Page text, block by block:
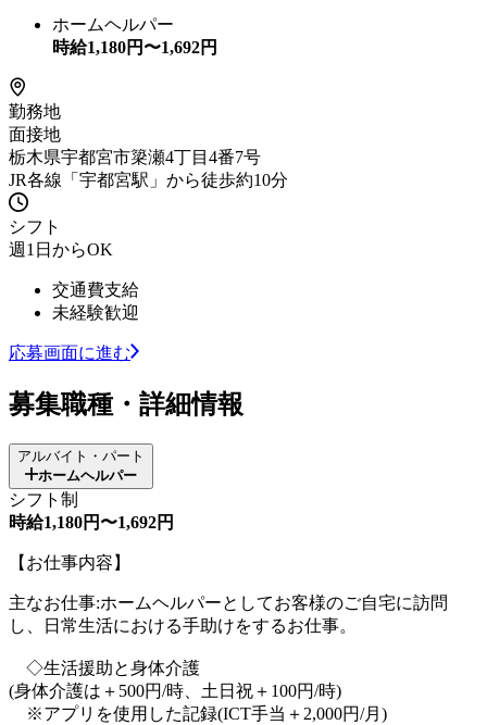
ホームヘルパー
時給1,180円〜1,692円
勤務地
面接地
栃木県宇都宮市簗瀬4丁目4番7号
JR各線「宇都宮駅」から徒歩約10分
シフト
週1日からOK
交通費支給
未経験歓迎
応募画面に進む
募集職種・詳細情報
アルバイト・パート
ホームヘルパー
シフト制
時給1,180円〜1,692円
【お仕事内容】
主なお仕事:ホームヘルパーとしてお客様のご自宅に訪問
し、日常生活における手助けをするお仕事。
◇生活援助と身体介護
(身体介護は＋500円/時、土日祝＋100円/時)
※アプリを使用した記録(ICT手当＋2,000円/月)